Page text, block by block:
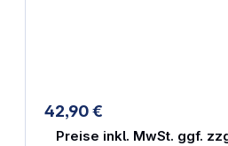
42,90 €
Preise inkl. MwSt. ggf.